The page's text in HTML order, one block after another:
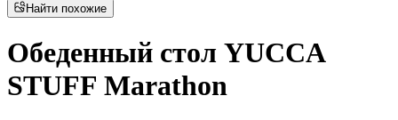
Найти похожие
Обеденный стол YUCCA
STUFF Marathon